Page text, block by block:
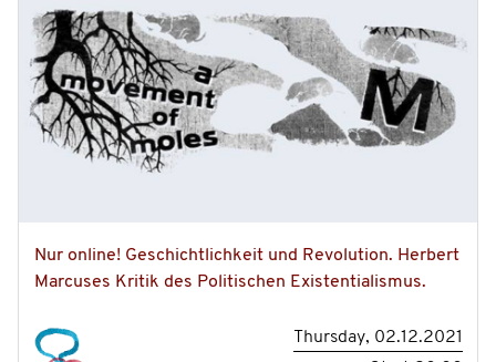
Nur online! Geschichtlichkeit und Revolution. Herbert
Marcuses Kritik des Politischen Existentialismus.
Thursday, 02.12.2021